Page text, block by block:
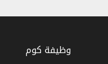
وظيفة كوم